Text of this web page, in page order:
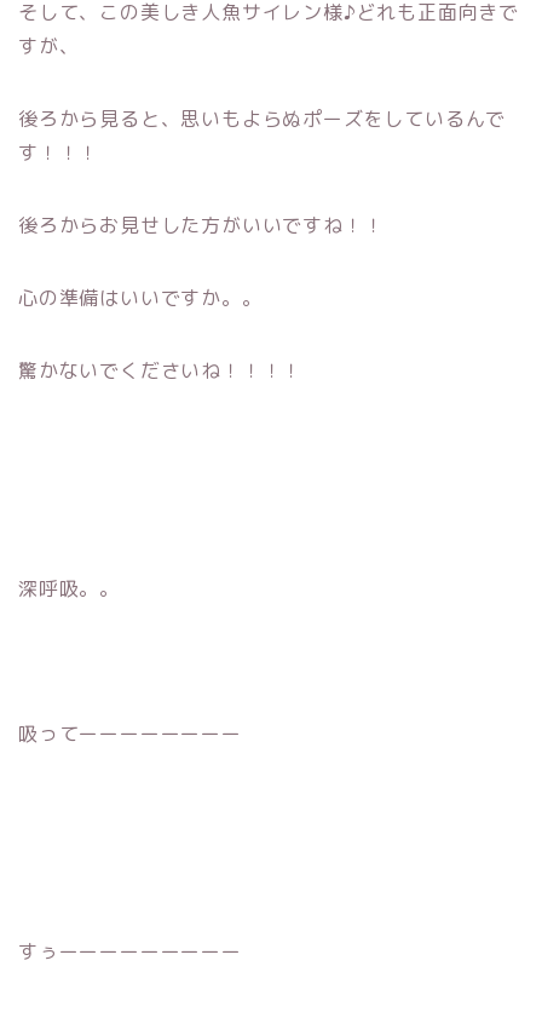
そして、この美しき人魚サイレン様♪どれも正面向きで
すが、
後ろから見ると、思いもよらぬポーズをしているんで
す！！！
後ろからお見せした方がいいですね！！
心の準備はいいですか。。
驚かないでくださいね！！！！
深呼吸。。
吸ってーーーーーーーー
すぅーーーーーーーーー